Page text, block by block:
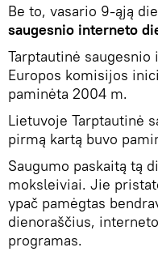
Be to, vasario 9-ąją
saugesnio interneto
Tarptautinė
Europos komisijos
paminėta 2004 m.
Lietuvoje Tarptautinė
pirmą kartą buvo
Saugumo paskaitą tą
moksleiviai. Jie
ypač pamėgtas
dienoraščius,
programas.